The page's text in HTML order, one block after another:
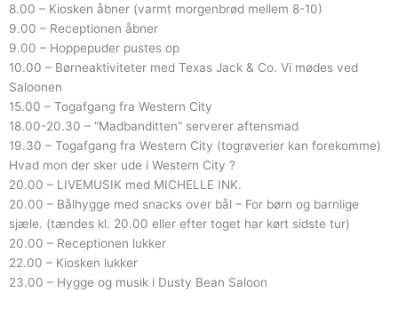
Book ophold
8.00 – Kiosken åbner (varmt morgenbrød mellem 8-10)
9.00 – Receptionen åbner
9.00 – Hoppepuder pustes op
10.00 – Børneaktiviteter med Texas Jack & Co. Vi mødes ved
Saloonen
15.00 – Togafgang fra Western City
18.00-20.30 – “Madbanditten” serverer aftensmad
19.30 – Togafgang fra Western City (togrøverier kan forekomme)
Hvad mon der sker ude i Western City ?
20.00 – LIVEMUSIK med MICHELLE INK.
20.00 – Bålhygge med snacks over bål – For børn og barnlige
sjæle. (tændes kl. 20.00 eller efter toget har kørt sidste tur)
20.00 – Receptionen lukker
22.00 – Kiosken lukker
23.00 – Hygge og musik i Dusty Bean Saloon